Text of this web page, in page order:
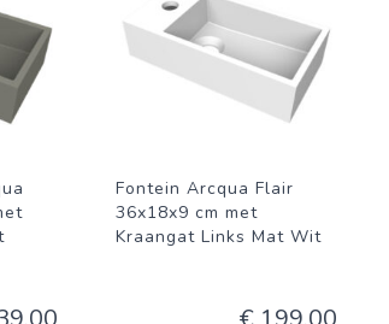
Fontein Arcqua Flair
36x18x9 cm met
Kraangat Links Mat Wit